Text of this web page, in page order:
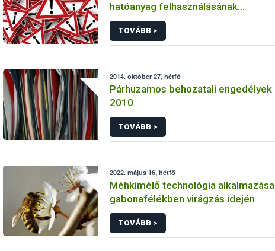
hatóanyag felhasználásának
korlátozása
TOVÁBB >
2014. október 27, hétfő
Párhuzamos behozatali engedélyek
2010
TOVÁBB >
2022. május 16, hétfő
Méhkímélő technológia alkalmazása
gabonafélékben virágzás idején
TOVÁBB >